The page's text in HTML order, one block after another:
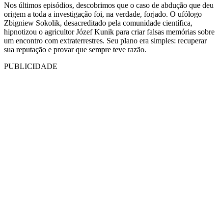
Nos últimos episódios, descobrimos que o caso de abdução que deu
origem a toda a investigação foi, na verdade, forjado. O ufólogo
Zbigniew Sokolik, desacreditado pela comunidade científica,
hipnotizou o agricultor Józef Kunik para criar falsas memórias sobre
um encontro com extraterrestres. Seu plano era simples: recuperar
sua reputação e provar que sempre teve razão.
PUBLICIDADE